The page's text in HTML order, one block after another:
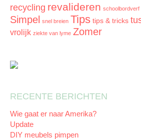
recycling revalideren schoolbordverf
Simpel snel breien Tips tips & tricks
vrolijk ziekte van lyme Zomer
RECENTE BERICHTEN
Wie gaat er naar Amerika?
Update
DIY meubels pimpen